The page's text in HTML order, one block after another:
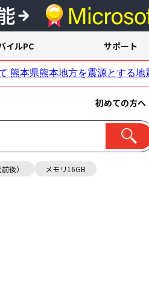
初めての方へ
後） メモリ16GB
イルPC サポート